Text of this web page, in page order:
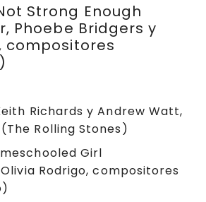
Strong Enough
Phoebe Bridgers y
compositores
Richards y Andrew Watt,
Rolling Stones)
Girl
Rodrigo, compositores